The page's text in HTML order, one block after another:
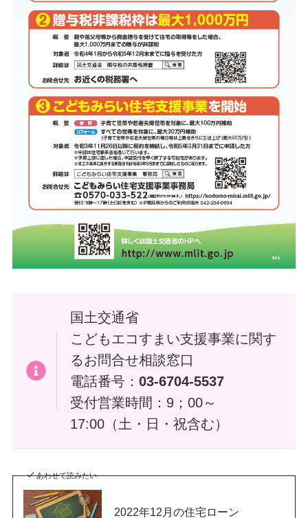
国土交通省
こどもエコすまい支援事業に関す
るお問合せ相談窓口
電話番号： 03-6704-5537
受付営業時間：9；00～
17:00（土・日・祝含む）
あわせて読みたい
2022年12月の住宅ローン